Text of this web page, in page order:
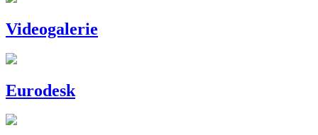
Videogalerie
Eurodesk